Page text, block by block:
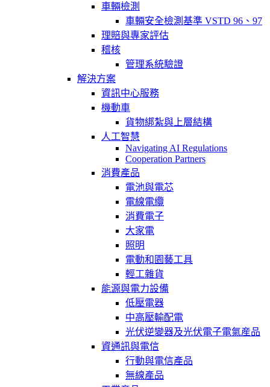
車輛檢測
車輛安全檢測基準 VSTD 96、97
理賠與專家評估
稽核
管理系統驗證
解決方案
資訊中心服務
機動車
貨物綁紮與上層結構
人工智慧
Navigating AI Regulations
Cooperation Partners
消費產品
電池與電芯
電線電纜
消費電子
大家電
照明
電動和園藝工具
輕工雜貨
能源與電力設備
低壓電器
中高壓輸配電
光伏逆變器及光伏電子電氣産品
資通訊與電信
行動與電信產品
無線產品